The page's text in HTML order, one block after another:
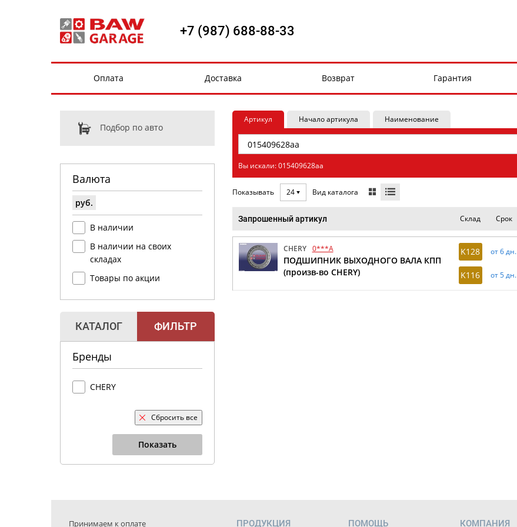
+7 (987) 688-88-33
Оплата Доставка Возврат Гарантия
Подбор по авто
Валюта
руб.
В наличии
В наличии на своих
складах
Товары по акции
КАТАЛОГ ФИЛЬТР
Бренды
CHERY
Сбросить все
Показать
Артикул Начало артикула Наименование
Вы искали: 015409628aa
Показывать 24 Вид каталога
Запрошенный артикул Склад Срок
CHERY 0***A
ПОДШИПНИК ВЫХОДНОГО ВАЛА КПП
(произв-во CHERY)
K128 от 6 дн.
K116 от 5 дн.
Принимаем к оплате ПРОДУКЦИЯ ПОМОЩЬ КОМПАНИЯ